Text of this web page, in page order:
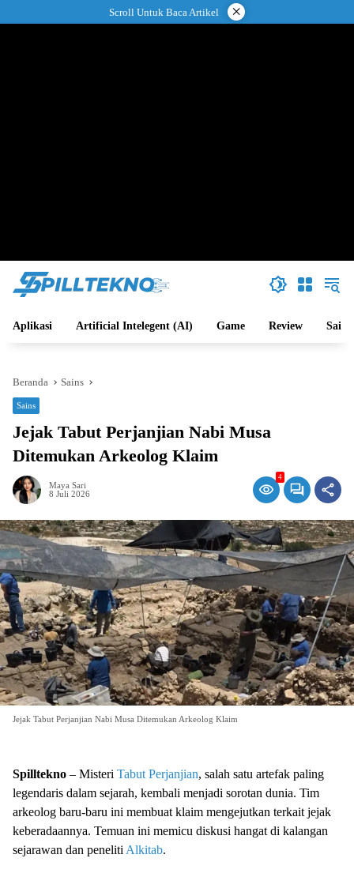
ke
Scroll Untuk Baca Artikel ×
Aplikasi Artificial Intelegent (AI) Game Review Sains
Beranda Sains
Sains
Jejak Tabut Perjanjian Nabi Musa
Ditemukan Arkeolog Klaim
Maya Sari
8 Juli 2026
4
Jejak Tabut Perjanjian Nabi Musa Ditemukan Arkeolog Klaim
Spilltekno – Misteri Tabut Perjanjian, salah satu artefak paling
legendaris dalam sejarah, kembali menjadi sorotan dunia. Tim
arkeolog baru-baru ini membuat klaim mengejutkan terkait jejak
keberadaannya. Temuan ini memicu diskusi hangat di kalangan
sejarawan dan peneliti Alkitab.